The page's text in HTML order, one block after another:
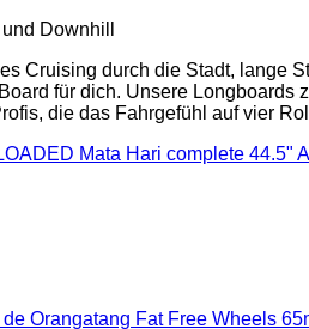
Downhill
Cruising durch die Stadt,
für dich. Unsere
die das Fahrgefühl auf vier